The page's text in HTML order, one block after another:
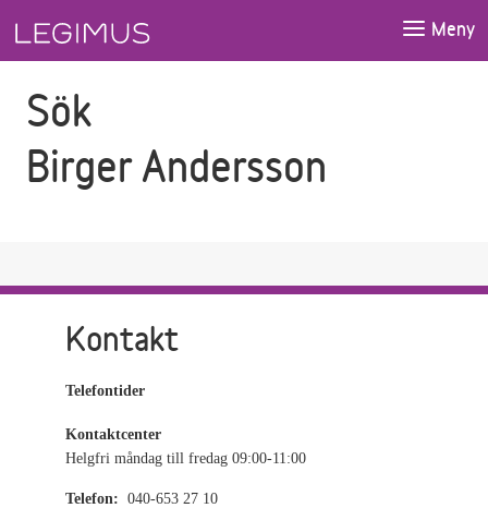
Meny
Sök
Birger Andersson
Kontakt
Telefontider
Kontaktcenter
Helgfri måndag till fredag 09:00-11:00
Telefon: 040-653 27 10